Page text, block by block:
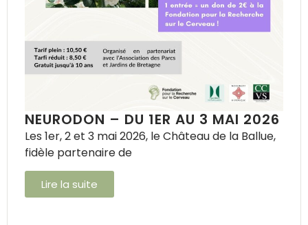
NEURODON – DU 1ER AU 3 MAI 2026
Les 1er, 2 et 3 mai 2026, le Château de la Ballue,
fidèle partenaire de
Lire la suite